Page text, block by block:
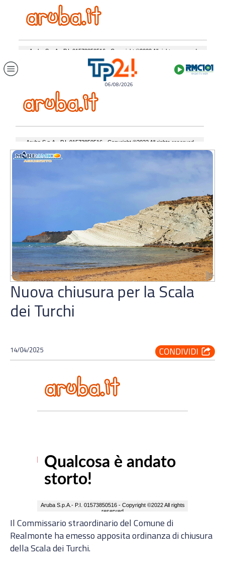
06/08/2026
Nuova chiusura per la Scala
dei Turchi
14/04/2025
Il Commissario straordinario del Comune di
Realmonte ha emesso apposita ordinanza di chiusura
della Scala dei Turchi.